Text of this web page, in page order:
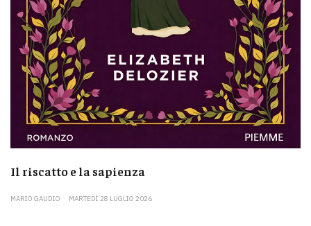
Il riscatto e la sapienza
MARIO GAUDIO MARTEDÌ 28 LUGLIO 2026